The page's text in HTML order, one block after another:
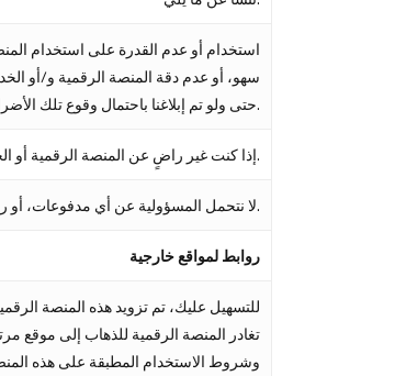
حتى ولو تم إبلاغنا باحتمال وقوع تلك الأضرار أو الخسائر.
إذا كنت غير راضٍ عن المنصة الرقمية أو الخدمة أو المحتوى أو شروط الاستخدام، فإن وسيلتك الوحيدة والحصرية لمعالجة ذلك هي عدم مواصلة استخدام المنصة الرقمية.
لا نتحمل المسؤولية عن أي مدفوعات، أو رسوم، أو تكاليف يتم تكبدها نتيجة لنشاط احتيالي من خلال المنصة الرقمية.
روابط لمواقع خارجية
للتسهيل عليك، تم تزويد هذه المنصة
تغادر المنصة الرقمية للذهاب إلى موقع
وشروط الاستخدام المطبقة على هذه